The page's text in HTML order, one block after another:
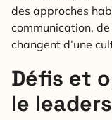
des approches
communication,
changent d’une
Défis et
le